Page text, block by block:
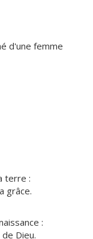
d'une femme
terre :
grâce.
:
Dieu.